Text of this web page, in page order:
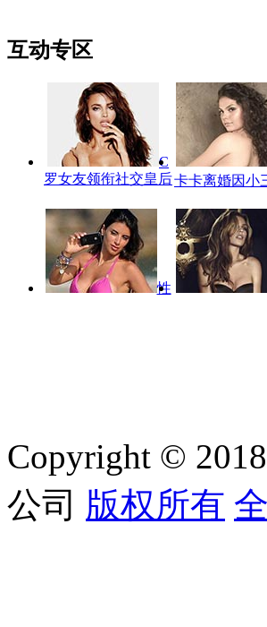
互动专区
C
罗女友领衔社交皇后卡卡离婚因小
性
Copyright ©
公司 版权所有